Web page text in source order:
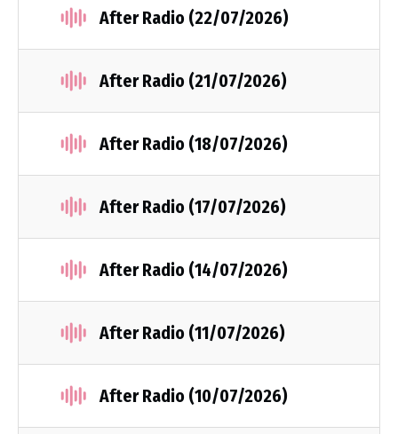
After Radio (22/07/2026)
After Radio (21/07/2026)
After Radio (18/07/2026)
After Radio (17/07/2026)
After Radio (14/07/2026)
After Radio (11/07/2026)
After Radio (10/07/2026)